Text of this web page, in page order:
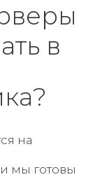
в
на
мы готовы